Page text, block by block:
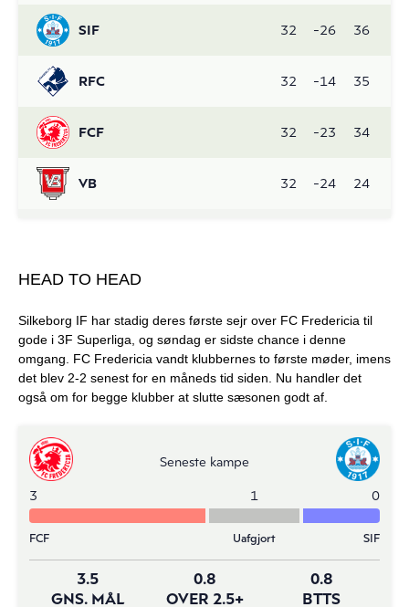
HEAD TO HEAD
Silkeborg IF har stadig deres første sejr over FC Fredericia til
gode i 3F Superliga, og søndag er sidste chance i denne
omgang. FC Fredericia vandt klubbernes to første møder, imens
det blev 2-2 senest for en måneds tid siden. Nu handler det
også om for begge klubber at slutte sæsonen godt af.